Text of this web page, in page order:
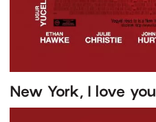
New York, I love you